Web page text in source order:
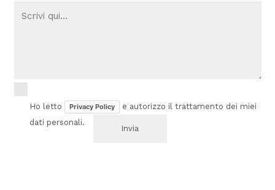
Ho letto Privacy Policy
e autorizzo il trattamento dei miei
dati personali.